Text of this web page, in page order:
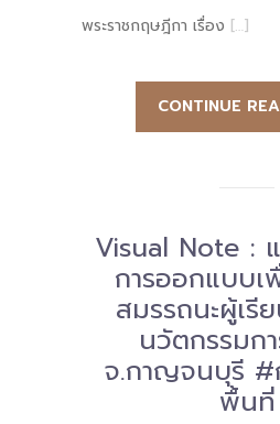
---- ปีการศึกษา 2565
---- ปีการศึกษา 2567
-- รายงานผล กขศ.สพท.
-- รู้จัก พื้นที่นวัตกรรมกา
-- คณะกรรมการนโยบาย
-- คณะอนุกรรมการ 6 คณ
พระราชกฤษฎีกา เรื่อง […]
CONTINUE
Visual Note :
การออกแบบ
สมรรถนะผู้เ
นวัตกรรมก
จ.กาญจนบุรี #
พื้นที่